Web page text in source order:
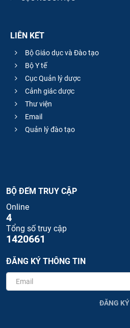
LIÊN KẾT
Bộ Giáo dục và Đào tạo
Bộ Y tế
Cục Quản lý dược
Cảnh giác dược
Thư viện
Email
Quản lý đào tạo
BỘ ĐẾM TRUY CẬP
Online
4
Tổng số truy cập
1420661
ĐĂNG KÝ THÔNG TIN
ĐĂNG KÝ